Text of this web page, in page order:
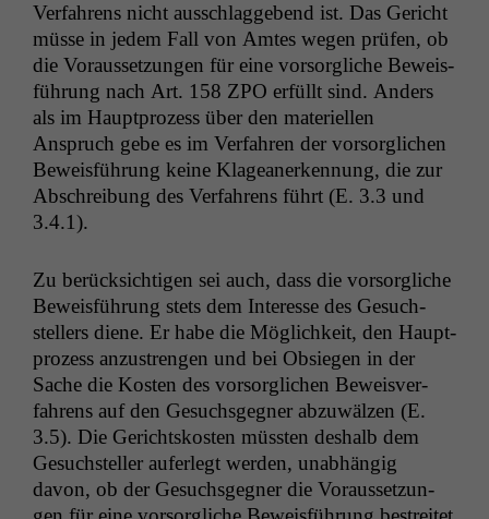
Ver­fahrens nicht auss­chlaggebend ist. Das Gericht
müsse in jedem Fall von Amtes wegen prüfen, ob
die Voraus­set­zun­gen für eine vor­sor­gliche Bewe­is­
führung nach Art. 158 ZPO erfüllt sind. Anders
als im Haupt­prozess über den materiellen
Anspruch gebe es im Ver­fahren der vor­sor­glichen
Bewe­is­führung keine Klagean­erken­nung, die zur
Abschrei­bung des Ver­fahrens führt (E. 3.3 und
3.4.1).
Zu berück­sichti­gen sei auch, dass die vor­sor­gliche
Bewe­is­führung stets dem Inter­esse des Gesuch­
stellers diene. Er habe die Möglichkeit, den Haupt­
prozess anzus­tren­gen und bei Obsiegen in der
Sache die Kosten des vor­sor­glichen Beweisver­
fahrens auf den Gesuchs­geg­n­er abzuwälzen (E.
3.5). Die Gericht­skosten müssten deshalb dem
Gesuch­steller aufer­legt wer­den, unab­hängig
davon, ob der Gesuchs­geg­n­er die Voraus­set­zun­